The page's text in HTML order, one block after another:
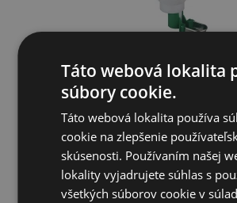
5,05€
3,06€
SKLADOM
PRIDAŤ DO KOŠÍKA
Táto webová lokalita
súbory cookie.
Táto webová lokalita používa
cookie na zlepšenie
skúsenosti. Používaním našej
lokality vyjadrujete súhlas s
všetkých súborov cookie v